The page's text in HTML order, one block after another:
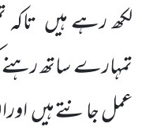
لکھ رہے ہیں
تمہارے ساتھ رہنے
عمل جانتے ہیں